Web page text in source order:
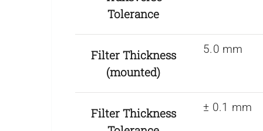
Tolerance
Filter Thickness
(mounted)
5.0 mm
Filter Thickness
± 0.1 mm